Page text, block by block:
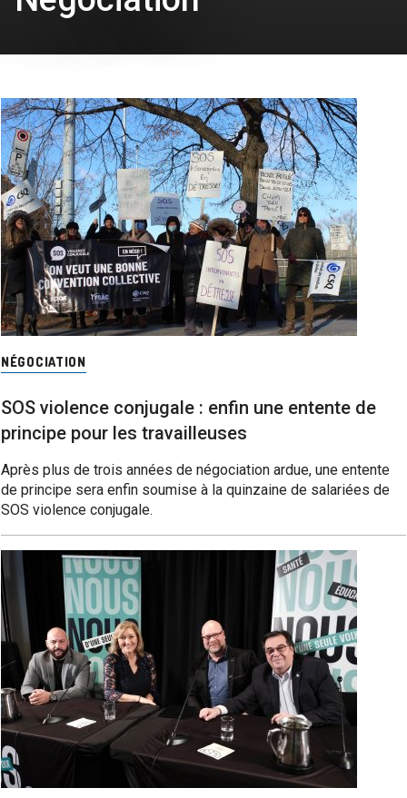
NÉGOCIATION
SOS violence conjugale : enfin une entente de
principe pour les travailleuses
Après plus de trois années de négociation ardue, une entente
de principe sera enfin soumise à la quinzaine de salariées de
SOS violence conjugale.